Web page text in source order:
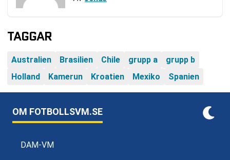
TAGGAR
Australien Brasilien Chile grupp a
grupp b
Holland
Kamerun Kroatien Mexiko Spanien
OM FOTBOLLSVM.SE
DAM-VM